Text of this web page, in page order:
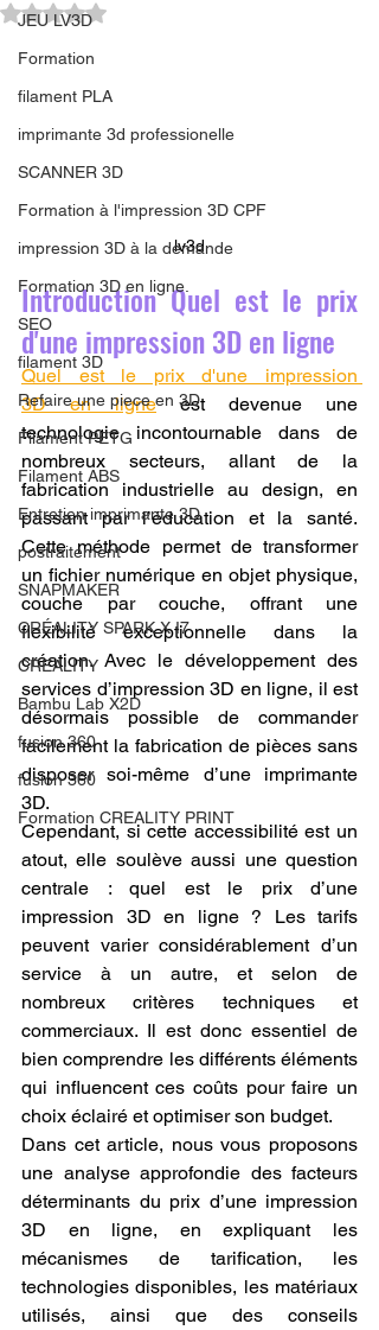
JEU LV3D
Formation
filament PLA
imprimante 3d professionelle
SCANNER 3D
Formation à l'impression 3D CPF
impression 3D à la demande
Formation 3D en ligne.
SEO
filament 3D
Refaire une piece en 3D
Filament PETG
Filament ABS
Entretien imprimante 3D
postraitement
SNAPMAKER
CRÉALITY SPARK X I7
CREALITY
Bambu Lab X2D
fusion 360
fusion 360
Formation CREALITY PRINT
Noté NaN étoiles sur 5.
lv3d
Introduction Quel est le prix
d'une impression 3D en ligne
Quel est le prix d'une impression
3D en ligne est devenue une
technologie incontournable dans de
nombreux secteurs, allant de la
fabrication industrielle au design, en
passant par l’éducation et la santé.
Cette méthode permet de transformer
un fichier numérique en objet physique,
couche par couche, offrant une
flexibilité exceptionnelle dans la
création. Avec le développement des
services d’impression 3D en ligne, il est
désormais possible de commander
facilement la fabrication de pièces sans
disposer soi-même d’une imprimante
3D.
Cependant, si cette accessibilité est un
atout, elle soulève aussi une question
centrale : quel est le prix d’une
impression 3D en ligne ? Les tarifs
peuvent varier considérablement d’un
service à un autre, et selon de
nombreux critères techniques et
commerciaux. Il est donc essentiel de
bien comprendre les différents éléments
qui influencent ces coûts pour faire un
choix éclairé et optimiser son budget.
Dans cet article, nous vous proposons
une analyse approfondie des facteurs
déterminants du prix d’une impression
3D en ligne, en expliquant les
mécanismes de tarification, les
technologies disponibles, les matériaux
utilisés, ainsi que des conseils